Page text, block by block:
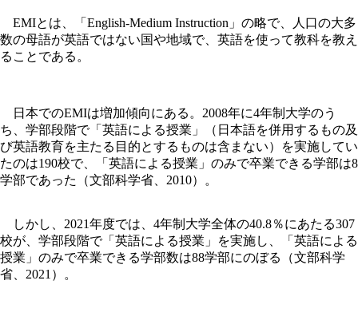
EMIとは、「English-Medium Instruction」の略で、人口の大多
数の母語が英語ではない国や地域で、英語を使って教科を教え
ることである。
日本でのEMIは増加傾向にある。2008年に4年制大学のう
ち、学部段階で「英語による授業」（日本語を併用するもの及
び英語教育を主たる目的とするものは含まない）を実施してい
たのは190校で、「英語による授業」のみで卒業できる学部は8
学部であった（文部科学省、2010）。
しかし、2021年度では、4年制大学全体の40.8％にあたる307
校が、学部段階で「英語による授業」を実施し、「英語による
授業」のみで卒業できる学部数は88学部にのぼる（文部科学
省、2021）。